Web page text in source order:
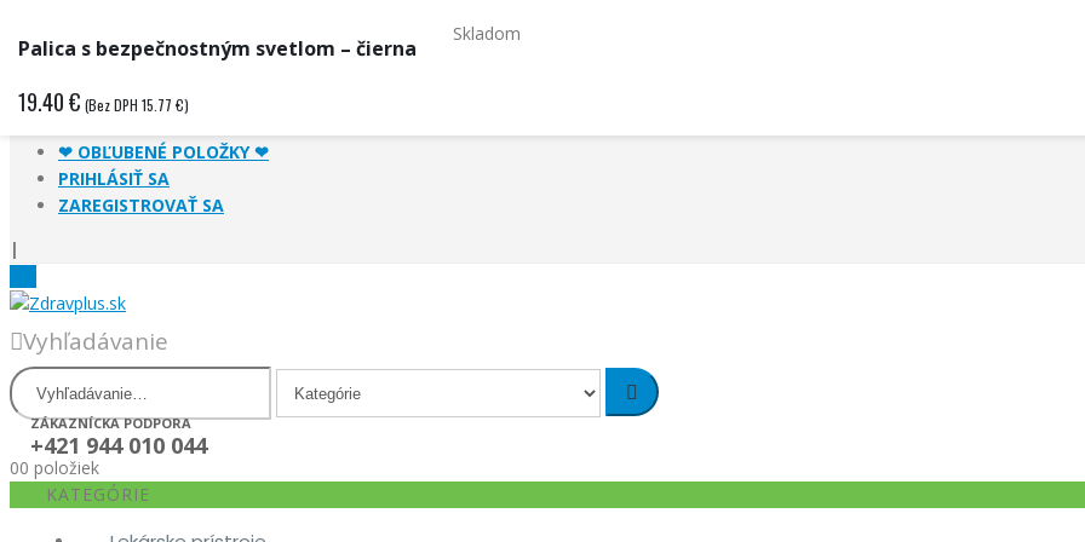
HĽADAŤ PODĽA ŠPECIALIZÁCIE
HĽADAŤ PODĽA ZNAČKY
❤ OBĽUBENÉ POLOŽKY ❤
PRIHLÁSIŤ SA
ZAREGISTROVAŤ SA
|
Vyhľadávanie
ZÁKAZNÍCKA PODPORA
+421 944 010 044
00 položiek
KATEGÓRIE
Palica s bezpečnostným svetlom – čierna
19.40€ (Bez DPH 15.77 €)
Skladom